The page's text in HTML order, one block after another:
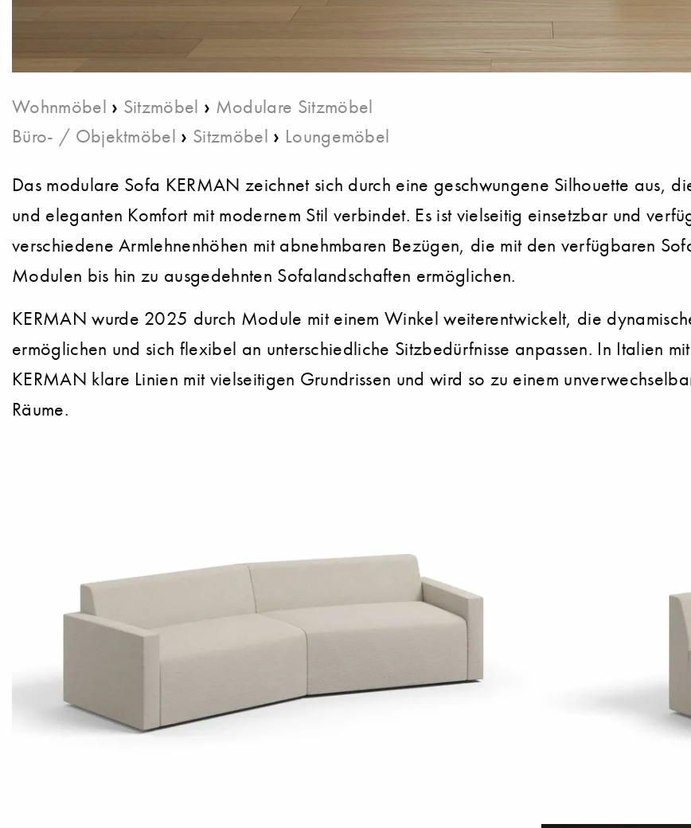
Wohnmöbel › Sitzmöbel › Modulare Sitzmöbel
Büro- / Objektmöbel › Sitzmöbel › Loungemöbel
Das modulare Sofa KERMAN zeichnet sich durch eine geschwungene Silhouette aus,
und eleganten Komfort mit modernem Stil verbindet. Es ist vielseitig einsetzbar und
verschiedene Armlehnenhöhen mit abnehmbaren Bezügen, die mit den verfügbaren
Modulen bis hin zu ausgedehnten Sofalandschaften ermöglichen.
KERMAN wurde 2025 durch Module mit einem Winkel weiterentwickelt, die
ermöglichen und sich flexibel an unterschiedliche Sitzbedürfnisse anpassen. In Italien
KERMAN klare Linien mit vielseitigen Grundrissen und wird so zu einem
Räume.